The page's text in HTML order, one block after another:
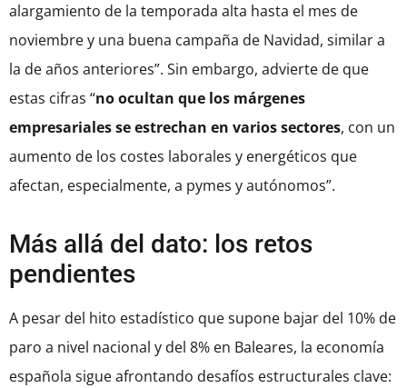
alargamiento de la temporada alta hasta el mes de
noviembre y una buena campaña de Navidad, similar a
la de años anteriores”. Sin embargo, advierte de que
estas cifras “no ocultan que los márgenes
empresariales se estrechan en varios sectores, con un
aumento de los costes laborales y energéticos que
afectan, especialmente, a pymes y autónomos”.
Más allá del dato: los retos
pendientes
A pesar del hito estadístico que supone bajar del 10% de
paro a nivel nacional y del 8% en Baleares, la economía
española sigue afrontando desafíos estructurales clave: